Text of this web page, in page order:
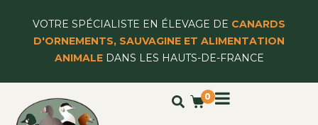
VOTRE SPÉCIALISTE EN ÉLEVAGE DE CANARDS
D'ORNEMENTS, SAUVAGINE ET ALIMENTATION
ANIMALEDANS LES HAUTS-DE-FRANCE
0